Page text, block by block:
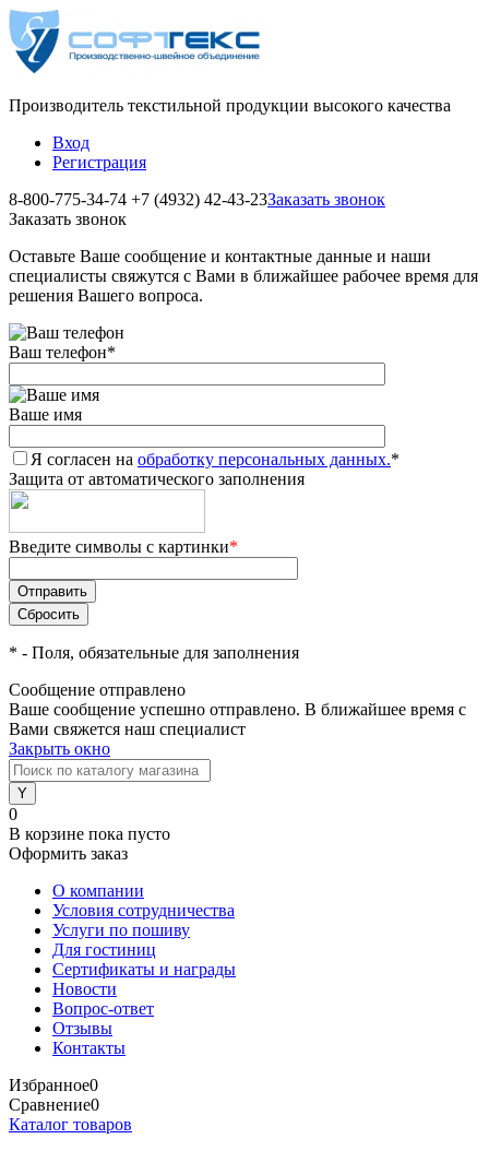
Производитель текстильной продукции высокого качества
Вход
Регистрация
8-800-775-34-74 +7 (4932) 42-43-23Заказать звонок
Заказать звонок
Оставьте Ваше сообщение и контактные данные и наши
специалисты свяжутся с Вами в ближайшее рабочее время для
решения Вашего вопроса.
Ваш телефон*
Ваше имя
Я согласен на обработку персональных данных.*
Защита от автоматического заполнения
Введите символы с картинки*
* - Поля, обязательные для заполнения
Сообщение отправлено
Ваше сообщение успешно отправлено. В ближайшее время с
Вами свяжется наш специалист
Закрыть окно
0
В корзине пока пусто
Оформить заказ
О компании
Условия сотрудничества
Услуги по пошиву
Для гостиниц
Сертификаты и награды
Новости
Вопрос-ответ
Отзывы
Контакты
Избранное0
Сравнение0
Каталог товаров